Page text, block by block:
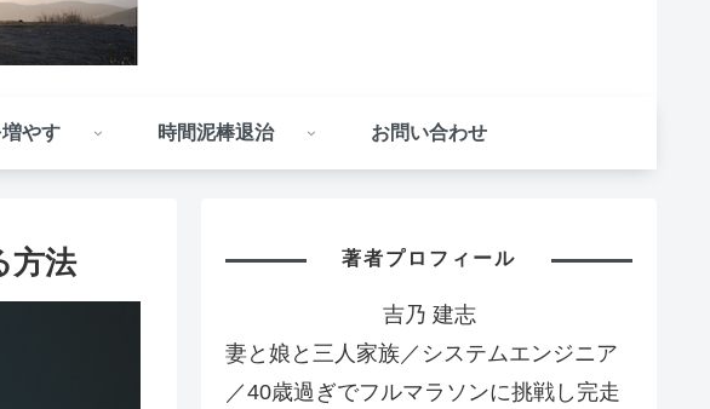
やす 時間泥棒退治 お問い合わせ
方法 著者プロフィール
吉乃 建志
妻と娘と三人家族／システムエンジニア
／40歳過ぎでフルマラソンに挑戦し完走